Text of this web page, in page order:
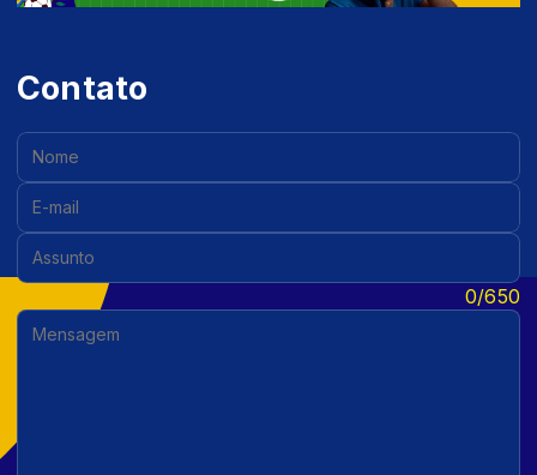
Contato
Nome:
E-mail:
Assunto:
Mensagem: 0/650